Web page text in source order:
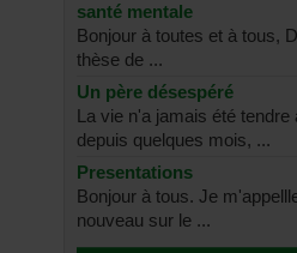
santé mentale
Bonjour à toutes et à tous,
thèse de ...
Un père désespéré
La vie n'a jamais été
depuis quelques mois, ...
Presentations
Bonjour à tous. Je
nouveau sur le ...